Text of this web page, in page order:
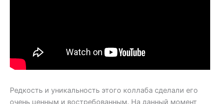
Редкость и уникальность этого коллаба сделали его
очень ценным и востребованным. На данный момент